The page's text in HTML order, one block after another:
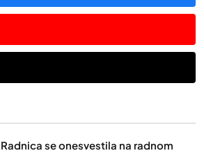
Radnica se onesvestila na radnom